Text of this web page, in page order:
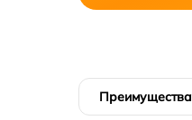
Преимущества